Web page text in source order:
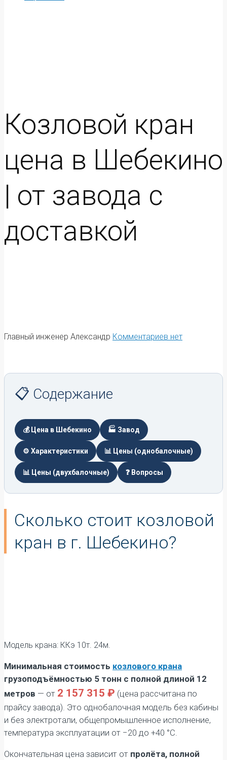
Козловой кран
цена в Шебекино
| от завода с
доставкой
Главный инженер Александр Комментариев нет
📋 Содержание
💰 Цена в Шебекино 🏭 Завод
⚙️ Характеристики 📊 Цены (однобалочные)
📊 Цены (двухбалочные) ❓ Вопросы
Сколько стоит козловой
кран в г. Шебекино?
Модель крана: ККэ 10т. 24м.
Минимальная стоимость козлового крана
грузоподъёмностью 5 тонн с полной длиной 12
метров — от 2 157 315 ₽ (цена рассчитана по
прайсу завода). Это однобалочная модель без кабины
и без электротали, общепромышленное исполнение,
температура эксплуатации от −20 до +40 °C.
Окончательная цена зависит от пролёта, полной